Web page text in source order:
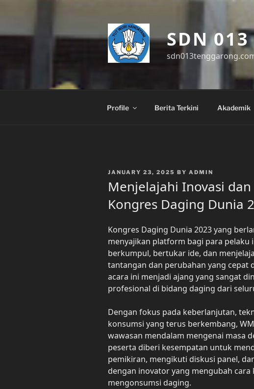
SDN 013
Profile Berita Terkini Akademik
POSTED
JANUARY 23, 2025 BY ADMIN
Menjelajahi Inovasi
Kongres Daging Dunia
Kongres Daging Dunia 2023 yang
menyajikan platform bagi para
berkumpul, bertukar ide, dan
tantangan dan perubahan yang cepat
acara ini menjadi ajang yang sangat
profesional di bidang daging dari
Dengan fokus pada keberlanjutan,
konsumsi yang terus berkembang,
wawasan mendalam mengenai masa
peserta diberi kesempatan untuk
pemikiran, mengikuti diskusi panel,
dengan inovator yang mengubah
mengonsumsi daging.